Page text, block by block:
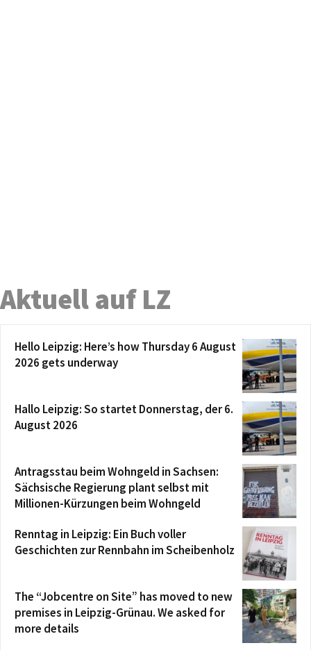
Aktuell auf LZ
Hello Leipzig: Here’s how Thursday 6 August
2026 gets underway
Hallo Leipzig: So startet Donnerstag, der 6.
August 2026
Antragsstau beim Wohngeld in Sachsen:
Sächsische Regierung plant selbst mit
Millionen-Kürzungen beim Wohngeld
Renntag in Leipzig: Ein Buch voller
Geschichten zur Rennbahn im Scheibenholz
The “Jobcentre on Site” has moved to new
premises in Leipzig-Grünau. We asked for
more details